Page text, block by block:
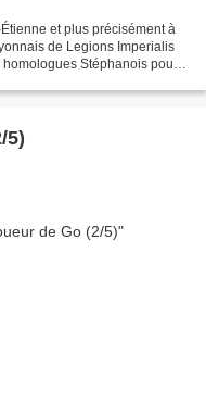
et plus précisément à
de Legions Imperialis
Stéphanois pour
5)